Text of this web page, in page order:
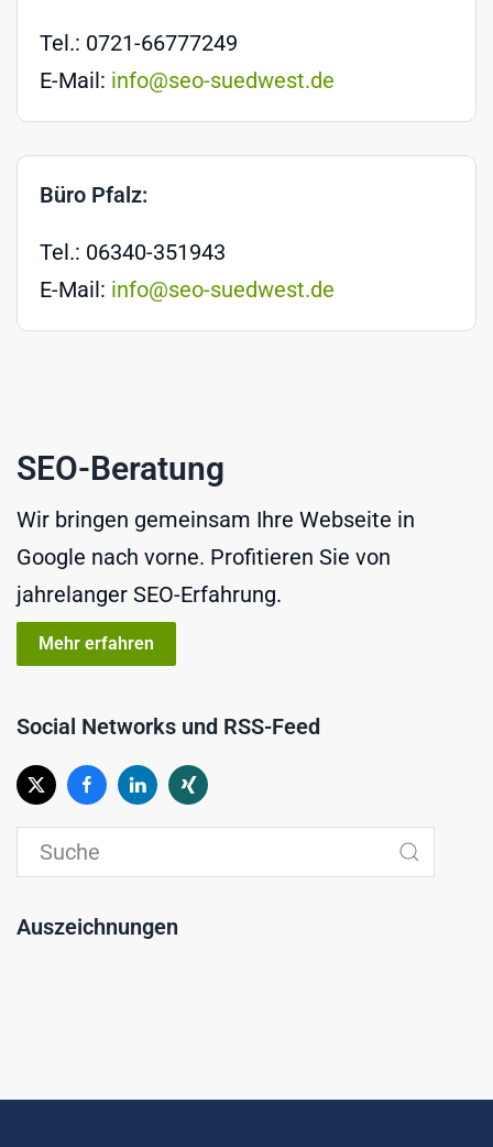
Tel.: 0721-66777249
E-Mail: info@seo-suedwest.de
Büro Pfalz:
Tel.: 06340-351943
E-Mail: info@seo-suedwest.de
SEO-Beratung
Wir bringen gemeinsam Ihre Webseite in
Google nach vorne. Profitieren Sie von
jahrelanger SEO-Erfahrung.
Mehr erfahren
Social Networks und RSS-Feed
Auszeichnungen